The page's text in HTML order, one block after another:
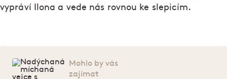
vypráví Ilona a vede nás rovnou ke slepicím.
Mohlo by vás
zajímat